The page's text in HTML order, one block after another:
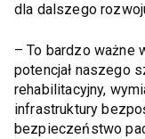
dla dalszego
– To bardzo ważne
potencjał naszego
rehabilitacyjny,
infrastruktury
bezpieczeństwo